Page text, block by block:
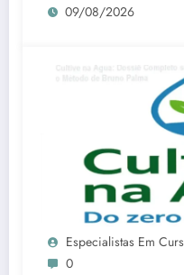
09/08/2026
Especialistas Em
0